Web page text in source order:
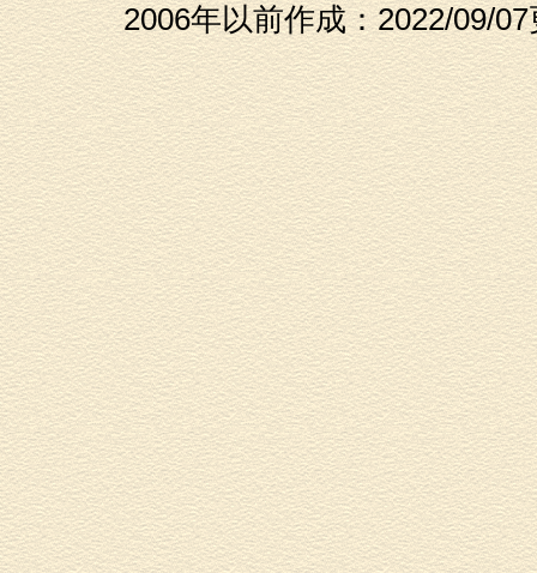
2006年以前作成：2022/09/